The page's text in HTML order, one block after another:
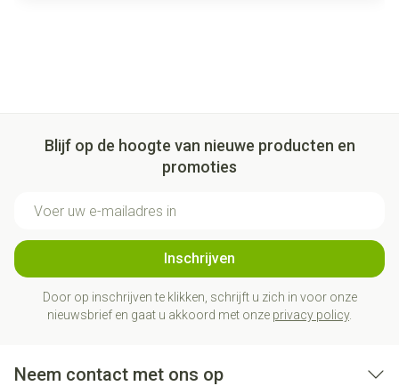
Blijf op de hoogte van nieuwe producten en
promoties
Inschrijven
Door op inschrijven te klikken, schrijft u zich in voor onze
nieuwsbrief en gaat u akkoord met onze privacy policy.
Neem contact met ons op